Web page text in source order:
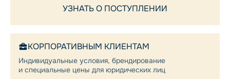
УЗНАТЬ О ПОСТУПЛЕНИИ
КОРПОРАТИВНЫМ КЛИЕНТАМ
Индивидуальные условия, брендирование
и специальные цены для юридических лиц